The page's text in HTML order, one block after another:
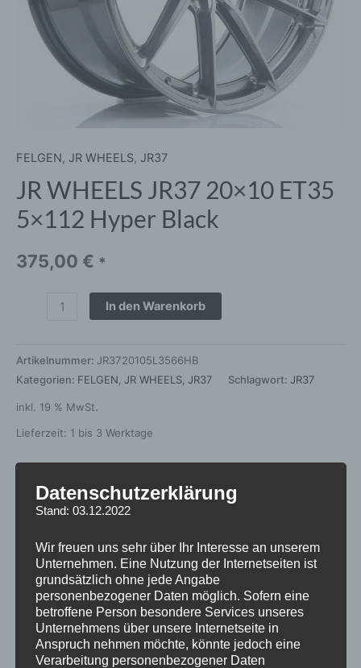
FELGEN, JR WHEELS, JR37
JR WHEELS JR37 20×10 ET35
5×112 Hyper Black
375,00 € *
In den Warenkorb
Artikelnummer: JR3720105L3566HB
Kategorien: FELGEN JR WHEELS JR37 Schlagwort: JR37
inkl. 19 % MwSt.
Lieferzeit: 1 bis 3 Werktage
Beschreibung
Zusätzliche Informationen
Rezensionen (0)
https://jr-
wheels.com/certyfikaty/2021/03/17/803/57/Teilegutachten-
JR37-2010-112-5-66-35-58949503.pdf
Datenschutzerklärung
Stand: 03.12.2022
Wir freuen uns sehr über Ihr Interesse an unserem
Unternehmen. Eine Nutzung der Internetseiten ist
grundsätzlich ohne jede Angabe
personenbezogener Daten möglich. Sofern eine
betroffene Person besondere Services unseres
Unternehmens über unsere Internetseite in
Anspruch nehmen möchte, könnte jedoch eine
Verarbeitung personenbezogener Daten